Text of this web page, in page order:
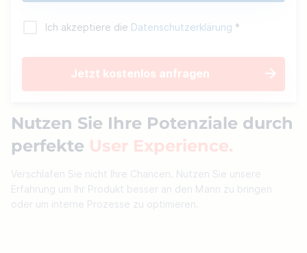
Ich akzeptiere die Datenschutzerklärung *
Jetzt kostenlos anfragen
Nutzen Sie Ihre Potenziale durch
perfekte User Experience
Verschlafen Sie nicht Ihre Chancen. Nutzen Sie unsere
Erfahrung um Ihr Produkt besser an den Mann zu bringen
oder um interne Prozesse zu optimieren